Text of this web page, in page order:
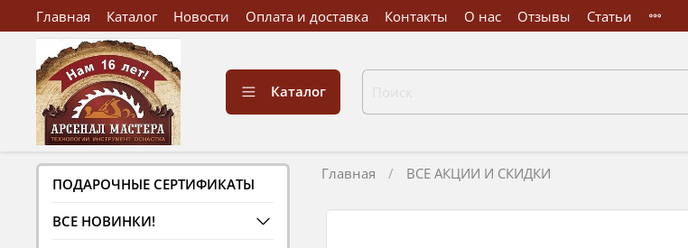
Главная Каталог Новости Оплата и доставка Контакты О нас Отзывы Статьи
Каталог
Главная ВСЕ АКЦИИ И СКИДКИ
ПОДАРОЧНЫЕ СЕРТИФИКАТЫ
ВСЕ НОВИНКИ!